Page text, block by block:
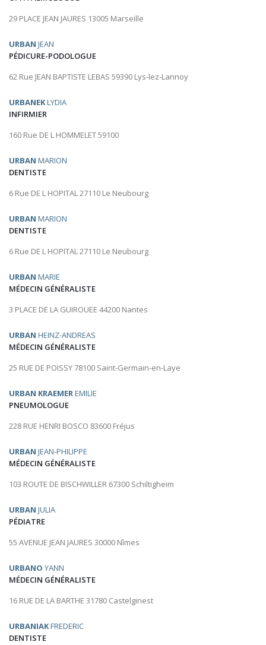
29 PLACE JEAN JAURES 13005 Marseille
URBAN JEAN
PÉDICURE-PODOLOGUE
62 Rue JEAN BAPTISTE LEBAS 59390 Lys-lez-Lannoy
URBANEKLYDIA
INFIRMIER
160 Rue DE L HOMMELET 59100
URBAN MARION
DENTISTE
6 Rue DE L HOPITAL 27110 Le Neubourg
URBAN MARION
DENTISTE
6 Rue DE L HOPITAL 27110 Le Neubourg
URBAN MARIE
MÉDECIN GÉNÉRALISTE
3 PLACE DE LA GUIROUEE 44200 Nantes
URBAN HEINZ-ANDREAS
MÉDECIN GÉNÉRALISTE
25 RUE DE POISSY 78100 Saint-Germain-en-Laye
URBAN KRAEMEREMILIE
PNEUMOLOGUE
228 RUE HENRI BOSCO 83600 Fréjus
URBAN JEAN-PHILIPPE
MÉDECIN GÉNÉRALISTE
103 ROUTE DE BISCHWILLER 67300 Schiltigheim
URBAN JULIA
PÉDIATRE
55 AVENUE JEAN JAURES 30000 Nîmes
URBANO YANN
MÉDECIN GÉNÉRALISTE
16 RUE DE LA BARTHE 31780 Castelginest
URBANIAKFREDERIC
DENTISTE